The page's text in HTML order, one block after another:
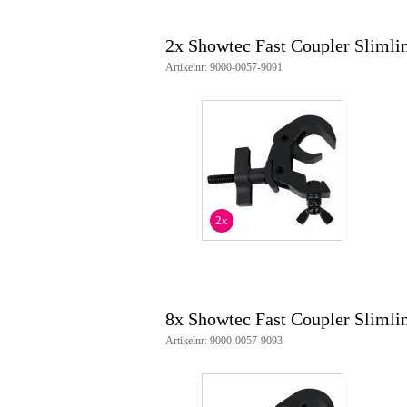
2x Showtec Fast Coupler
Artikelnr: 9000-0057-9091
2x
8x Showtec Fast Coupler
Artikelnr: 9000-0057-9093